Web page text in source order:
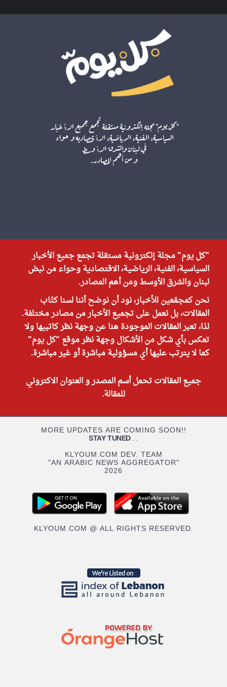
"كل يوم" مجلة إلكترونية مستقلة تجمع جميع الأخبار
السياسية، الفنية، الرياضية، الاقتصادية وحواء من نبض
لبنان والشرق الأوسط ومن أهم المصادر.
نحن كمجمّعين للأخبار، نود أن نوضح أننا لسنا كتّاب
المقالات، بل نعمل على تجميع الأخبار من مصادر مختلفة.
لذا، تعبر المقالات الموجودة هنا عن وجهة نظر كاتبيها ولا
تعكس بأي شكل من الأشكال وجهة نظر موقع "كل يوم"
كما لا يترتب عليها أي مسؤولية مباشرة أو غير مباشرة.
جميع المقالات تحمل أسم المصدر و العنوان الاكتروني
للمقالة.
MORE UPDATES ARE COMING SOON!!
STAY TUNED...
KLYOUM.COM DEV. TEAM
"AN ARABIC NEWS AGGREGATOR"
2026
KLYOUM.COM @ ALL RIGHTS RESERVED.